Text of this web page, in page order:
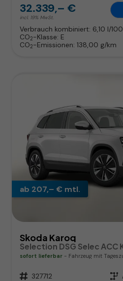
32.339,– €
incl. 19% MwSt.
Verbrauch kombiniert: 6,10 l/
CO2-Klasse: E
CO2-Emissionen: 138,00 g/km
ab 207,– € mtl.
Skoda Karoq
sofort lieferbar Fahrzeug mit
Fahrzeugnr. 327712 Getriebe